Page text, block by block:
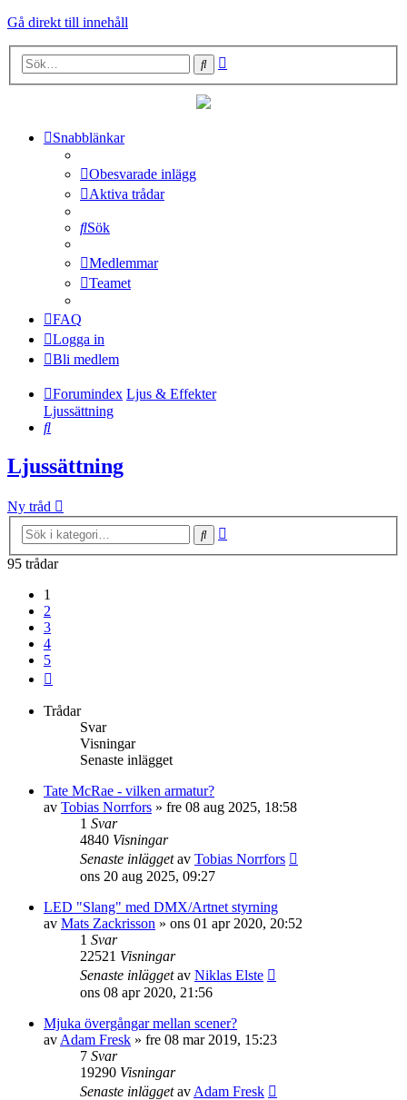
Gå direkt till innehåll
Sök
Snabblänkar
Obesvarade inlägg
Aktiva trådar
Sök
Medlemmar
Teamet
FAQ
Logga in
Bli medlem
Forumindex Ljus & Effekter
Ljussättning
Sök
Ljussättning
Ny tråd
Sök
95 trådar
1
2
3
4
5
Trådar
Svar
Visningar
Senaste inlägget
Tate McRae - vilken armatur?
av Tobias Norrfors » fre 08 aug 2025, 18:58
1 Svar
4840 Visningar
Senaste inläggetav Tobias Norrfors
ons 20 aug 2025, 09:27
LED "Slang" med DMX/Artnet styrning
av Mats Zackrisson » ons 01 apr 2020, 20:52
1 Svar
22521 Visningar
Senaste inläggetav Niklas Elste
ons 08 apr 2020, 21:56
Mjuka övergångar mellan scener?
av Adam Fresk » fre 08 mar 2019, 15:23
7 Svar
19290 Visningar
Senaste inläggetav Adam Fresk